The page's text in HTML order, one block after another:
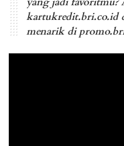
kartukredit.bri.co.id
menarik di